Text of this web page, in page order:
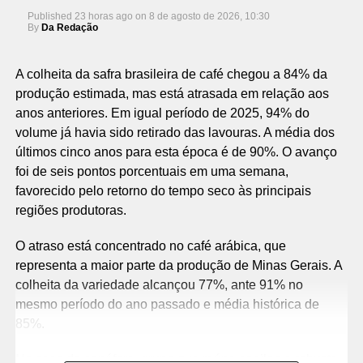
Published 23 horas ago on 8 de agosto de 2026, 10:30
By Da Redação
A colheita da safra brasileira de café chegou a 84% da
produção estimada, mas está atrasada em relação aos
anos anteriores. Em igual período de 2025, 94% do
volume já havia sido retirado das lavouras. A média dos
últimos cinco anos para esta época é de 90%. O avanço
foi de seis pontos porcentuais em uma semana,
favorecido pelo retorno do tempo seco às principais
regiões produtoras.
O atraso está concentrado no café arábica, que
representa a maior parte da produção de Minas Gerais. A
colheita da variedade alcançou 77%, ante 91% no
mesmo período do ano passado e média histórica de
85%.
No caso do canéfora, grupo que reúne conilon e robusta,